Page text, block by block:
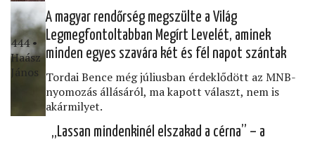
444 •
Haász
János
A magyar rendőrség megszülte a Világ
Legmegfontoltabban Megírt Levelét, aminek
minden egyes szavára két és fél napot szántak
Tordai Bence még júliusban érdeklődött az MNB-
nyomozás állásáról, ma kapott választ, nem is
akármilyet.
„Lassan mindenkinél elszakad a cérna” – a